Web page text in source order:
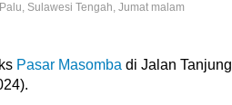
Sulawesi Tengah, Jumat malam
Pasar Masomba di Jalan Tanjung